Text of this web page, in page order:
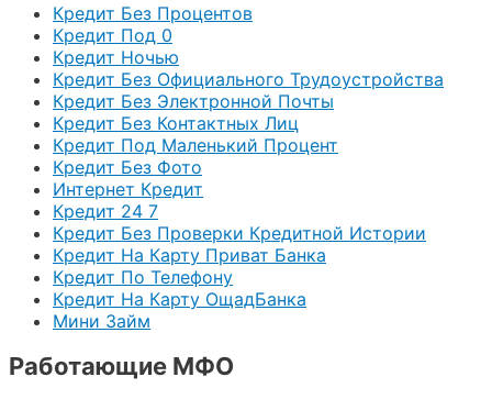
Кредит Без Процентов
Кредит Под 0
Кредит Ночью
Кредит Без Официального Трудоустройства
Кредит Без Электронной Почты
Кредит Без Контактных Лиц
Кредит Под Маленький Процент
Кредит Без Фото
Интернет Кредит
Кредит 24 7
Кредит Без Проверки Кредитной Истории
Кредит На Карту Приват Банка
Кредит По Телефону
Кредит На Карту ОщадБанка
Мини Займ
Работающие МФО